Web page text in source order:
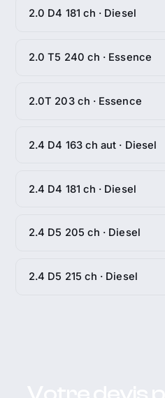
2.0 D4 181 ch · Diesel
2.0 T5 240 ch · Essence
2.0T 203 ch · Essence
2.4 D4 163 ch aut · Diesel
2.4 D4 181 ch · Diesel
2.4 D5 205 ch · Diesel
2.4 D5 215 ch · Diesel